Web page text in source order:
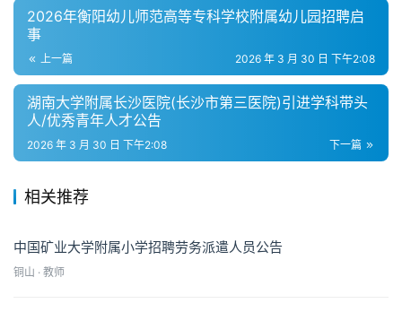
2026年衡阳幼儿师范高等专科学校附属幼儿园招聘启
事
上一篇 2026 年 3 月 30 日 下午2:08
湖南大学附属长沙医院(长沙市第三医院)引进学科带头
人/优秀青年人才公告
下一篇
2026 年 3 月 30 日 下午2:08
相关推荐
中国矿业大学附属小学招聘劳务派遣人员公告
铜山 · 教师